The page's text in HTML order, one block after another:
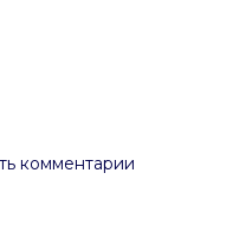
комментарии